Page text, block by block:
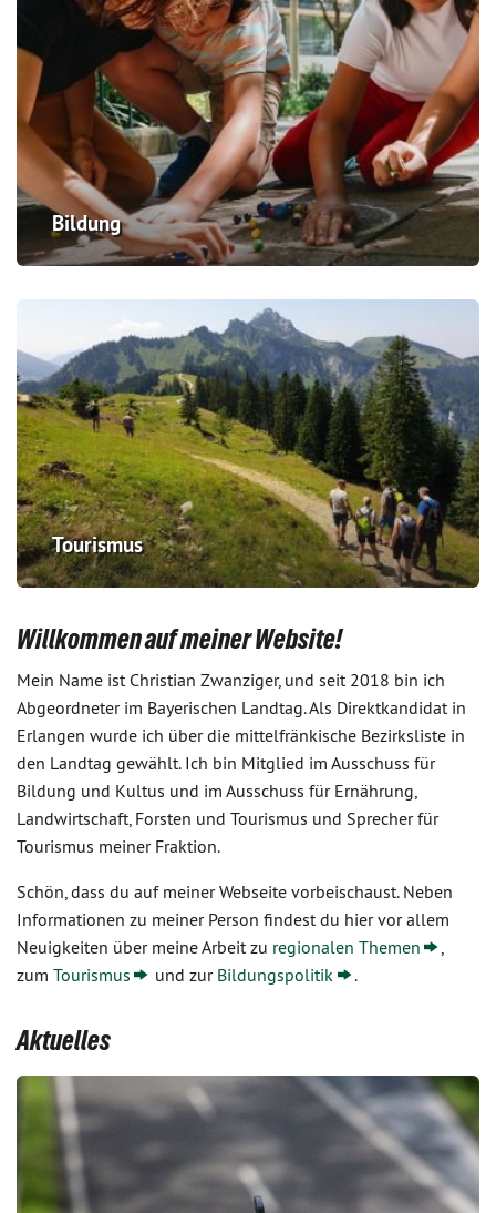
Bildung
Tourismus
Willkommen auf meiner Website!
Mein Name ist Christian Zwanziger, und seit 2018 bin ich
Abgeordneter im Bayerischen Landtag. Als Direktkandidat in
Erlangen wurde ich über die mittelfränkische Bezirksliste in
den Landtag gewählt. Ich bin Mitglied im Ausschuss für
Bildung und Kultus und im Ausschuss für Ernährung,
Landwirtschaft, Forsten und Tourismus und Sprecher für
Tourismus meiner Fraktion.
Schön, dass du auf meiner Webseite vorbeischaust. Neben
Informationen zu meiner Person findest du hier vor allem
Neuigkeiten über meine Arbeit zu regionalen Themen
zum Tourismus und zur Bildungspolitik .
Aktuelles